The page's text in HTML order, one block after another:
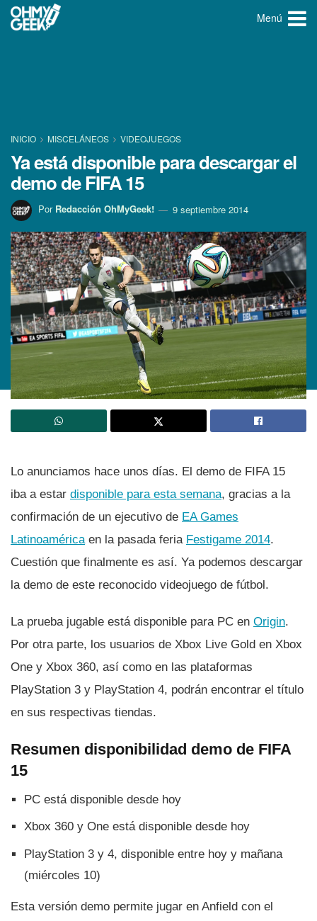
Menú
INICIO MISCELÁNEOS VIDEOJUEGOS
Ya está disponible para descargar el
demo de FIFA 15
Por Redacción OhMyGeek! 9 septiembre 2014
Lo anunciamos hace unos dí­as. El demo de FIFA 15
iba a estar disponible para esta semana, gracias a la
confirmación de un ejecutivo de EA Games
Latinoamérica en la pasada feria Festigame 2014.
Cuestión que finalmente es así­. Ya podemos descargar
la demo de este reconocido videojuego de fútbol.
La prueba jugable está disponible para PC en Origin.
Por otra parte, los usuarios de Xbox Live Gold en Xbox
One y Xbox 360, así­ como en las plataformas
PlayStation 3 y PlayStation 4, podrán encontrar el tí­tulo
en sus respectivas tiendas.
Resumen disponibilidad demo de FIFA
15
PC está disponible desde hoy
Xbox 360 y One está disponible desde hoy
PlayStation 3 y 4, disponible entre hoy y mañana
(miércoles 10)
Esta versión demo permite jugar en Anfield con el